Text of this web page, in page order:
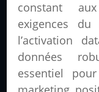
constant
exigences
l’activation
données
essentiel